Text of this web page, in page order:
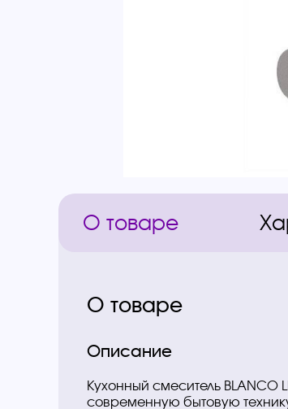
О товаре
О товаре
Описание
Кухонный смеситель
современную бытовую